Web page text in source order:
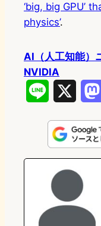
‘big, big GPU’
physics’.
AI（人工知能）
NVIDIA
n
e